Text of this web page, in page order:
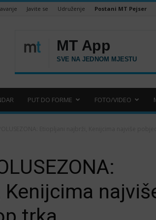
Javite se Udruženje Postani MT Pejser
PUT DO FORME FOTO/VIDEO